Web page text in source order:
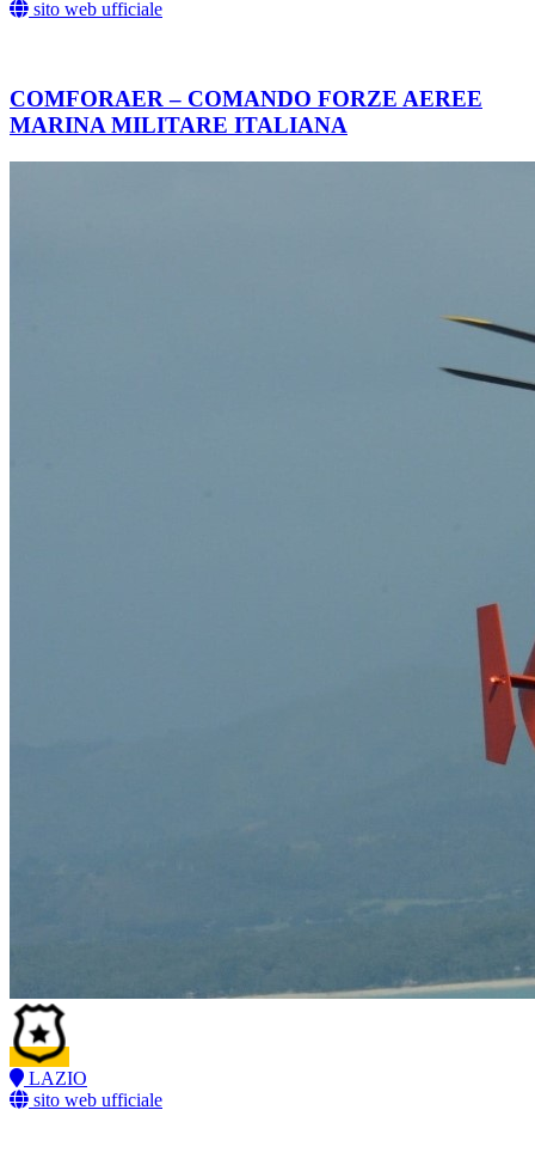
sito web ufficiale
COMFORAER – COMANDO FORZE AEREE
MARINA MILITARE ITALIANA
LAZIO
sito web ufficiale